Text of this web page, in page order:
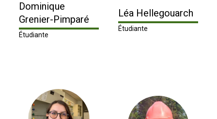
Dominique
Grenier-Pimparé
Étudiante
Léa Hellegouarch
Étudiante